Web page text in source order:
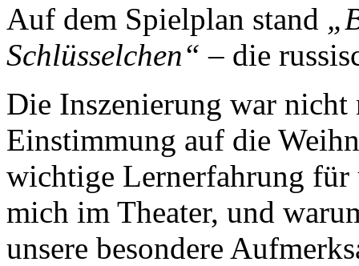
Auf dem Spielplan stand
Schlüsselchen“ – die
Die Inszenierung war nicht
Einstimmung auf die
wichtige Lernerfahrung für
mich im Theater, und
unsere besondere